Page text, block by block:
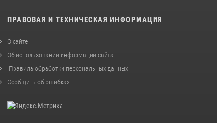
ПРАВОВАЯ И ТЕХНИЧЕСКАЯ ИНФОРМАЦИЯ
О сайте
Об использовании информации сайта
Правила обработки персональных данных
Сообщить об ошибках